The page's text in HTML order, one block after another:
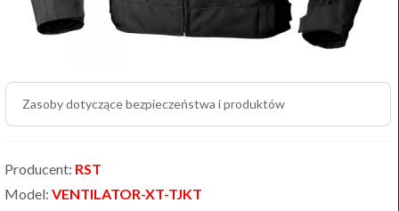
Zasoby dotyczące bezpieczeństwa i produktów
Producent: RST
Model: VENTILATOR-XT-TJKT